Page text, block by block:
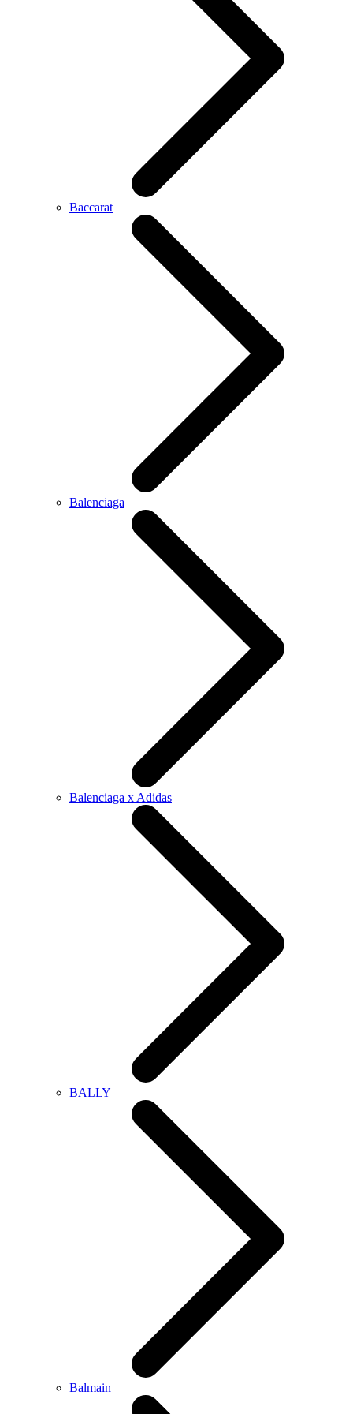
Baccarat
Balenciaga
Balenciaga x Adidas
BALLY
Balmain